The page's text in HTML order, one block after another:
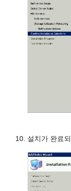
설치가 완료